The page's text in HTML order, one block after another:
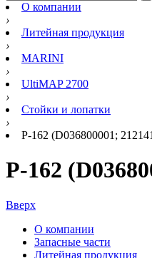
О компании
›
Литейная продукция
›
MARINI
›
UltiMAP 2700
›
Стойки и лопатки
›
Р-162 (D036800001;
Р-162
Вверх
О компании
Запасные части
Литейная продукция